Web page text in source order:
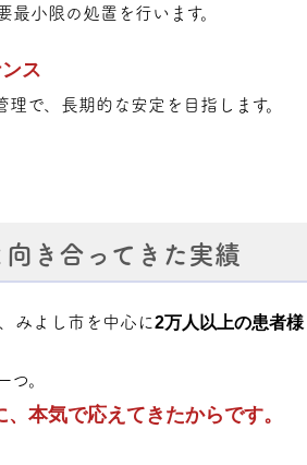
小限の処置を行います。
ス
で、長期的な安定を目指します。
き合ってきた実績
みよし市を中心に2万人以上の患者様
つ。
本気で応えてきたからです。